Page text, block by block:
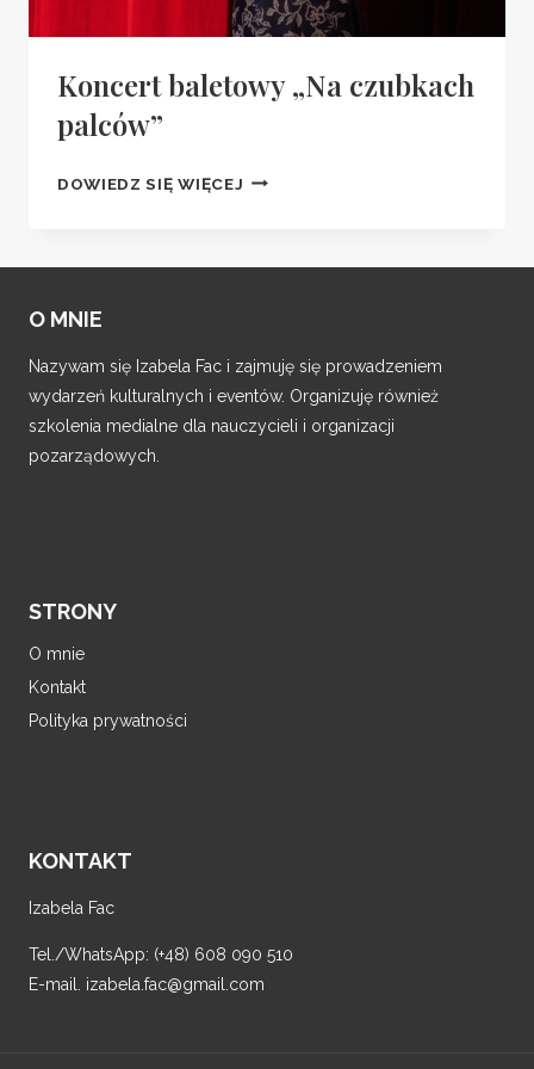
Koncert baletowy „Na czubkach
palców”
DOWIEDZ SIĘ WIĘCEJ KONCERT
CZUBKACH
O MNIE
Nazywam się Izabela Fac i zajmuję się prowadzeniem
wydarzeń kulturalnych i eventów. Organizuję również
szkolenia medialne dla nauczycieli i organizacji
pozarządowych.
STRONY
O mnie
Kontakt
Polityka prywatności
KONTAKT
Izabela Fac
Tel./WhatsApp: (+48) 608 090 510
E-mail. izabela.fac@gmail.com